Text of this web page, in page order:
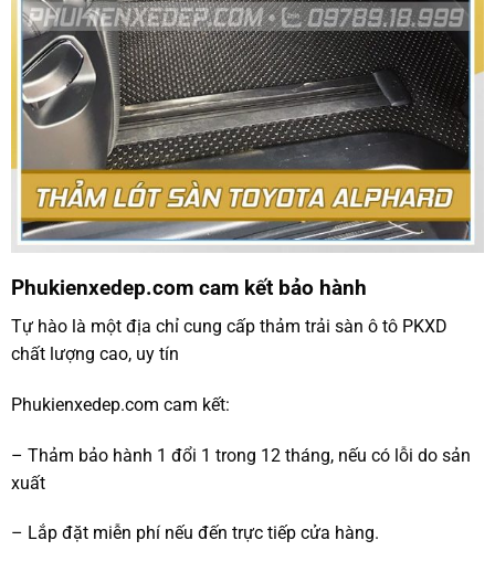
Phukienxedep.com cam kết bảo hành
Tự hào là một địa chỉ cung cấp thảm trải sàn ô tô PKXD
chất lượng cao, uy tín
Phukienxedep.com cam kết:
– Thảm bảo hành 1 đổi 1 trong 12 tháng, nếu có lỗi do sản
xuất
– Lắp đặt miễn phí nếu đến trực tiếp cửa hàng.